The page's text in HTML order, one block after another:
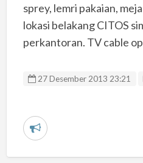
sprey, lemri pakaian,
lokasi belakang CITOS
perkantoran. TV cable
27 Desember 2013 23:21
L